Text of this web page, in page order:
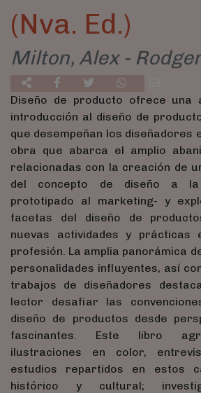
(Nva. Ed.)
Milton, Alex -
Diseño de producto ofrece una
introducción al diseño de
que desempeñan los diseñadores
obra que abarca el amplio
relacionadas con la creación de
del concepto de diseño a la
prototipado al marketing- y
facetas del diseño de
nuevas actividades y prácticas
profesión. La amplia panorámica
personalidades influyentes, así
trabajos de diseñadores
lector desafiar las
diseño de productos desde
fascinantes. Este libro
ilustraciones en color,
estudios repartidos en estos
histórico y cultural;